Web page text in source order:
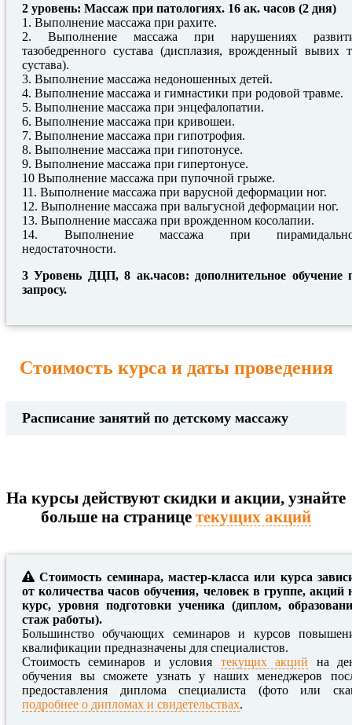
2 уровень: Массаж при патологиях. 16 ак. часов (2 дня)
1. Выполнение массажа при рахите.
2. Выполнение массажа при нарушениях
тазобедренного сустава (дисплазия, врожденный вывих
сустава).
3. Выполнение массажа недоношенных детей.
4. Выполнение массажа и гимнастики при родовой травме.
5. Выполнение массажа при энцефалопатии.
6. Выполнение массажа при кривошеи.
7. Выполнение массажа при гипотрофия.
8. Выполнение массажа при гипотонусе.
9. Выполнение массажа при гипертонусе.
10 Выполнение массажа при пупочной грыже.
11. Выполнение массажа при варусной деформации ног.
12. Выполнение массажа при вальгусной деформации ног.
13. Выполнение массажа при врожденном косолапии.
14. Выполнение массажа при
недостаточности.
3 Уровень ДЦП, 8 ак.часов: дополнительное обучение
запросу.
Стоимость курса и даты проведения
Расписание занятий по детскому массажу
На курсы действуют скидки и акции, узнайте
больше на странице текущих акций
Стоимость семинара, мастер-класса или курса
от количества часов обучения, человек в группе, акций
курс, уровня подготовки ученика (диплом,
стаж работы).
Большинство обучающих семинаров и курсов
квалификации предназначены для специалистов.
Стоимость семинаров и условия текущих акций на
обучения вы сможете узнать у наших менеджеров
предоставления диплома специалиста (фото или
подробнее о дипломах и свидетельствах.